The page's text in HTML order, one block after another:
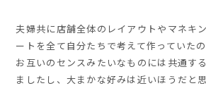
夫婦共に店舗全体のレイアウトやマネキ
ートを全て自分たちで考えて作っていた
お互いのセンスみたいなものには共通す
ましたし、大まかな好みは近いほうだと思